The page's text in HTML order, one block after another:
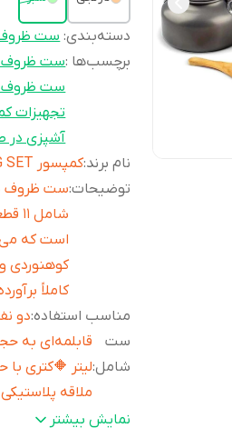
دسته‌بندی:ست
برچسب‌ها :ست ظروف
ست ظروف
تجهیزات
آشپزی در
نام برند:کمپسور COOKING SET
توضیحات:
است که می
کوهنوردی
کاملاً
مناسب استفاده:دو
ست
شامل:
ملاقه
ابعاد:
نمایش بیشتر